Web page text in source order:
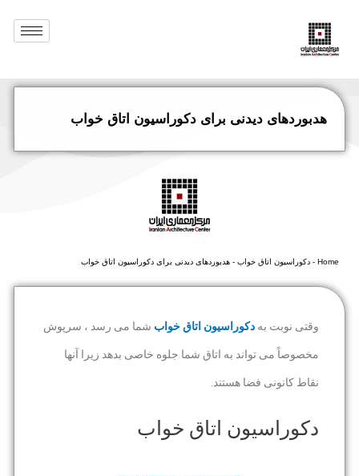
هدبوردهای دیدنی برای دکوراسیون اتاق خواب
Home
- دکوراسیون اتاق خواب - هدبوردهای دیدنی برای دکوراسیون اتاق خواب
وقتی نوبت به دکوراسیون اتاق خواب شما می رسد ، سرپوش
مخصوصاً می تواند به اتاق شما جلوه خاصی بدهد زیرا آنها
نقاط کانونی فضا هستند.
دکوراسیون اتاق خواب